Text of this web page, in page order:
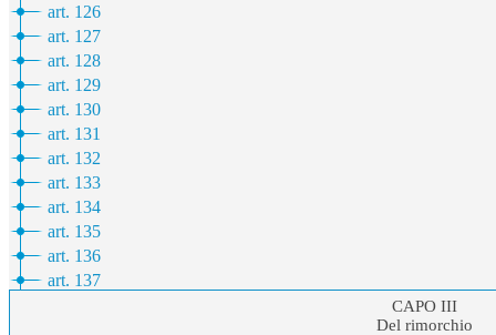
art. 126
art. 127
art. 128
art. 129
art. 130
art. 131
art. 132
art. 133
art. 134
art. 135
art. 136
art. 137
CAPO III
Del rimorchio